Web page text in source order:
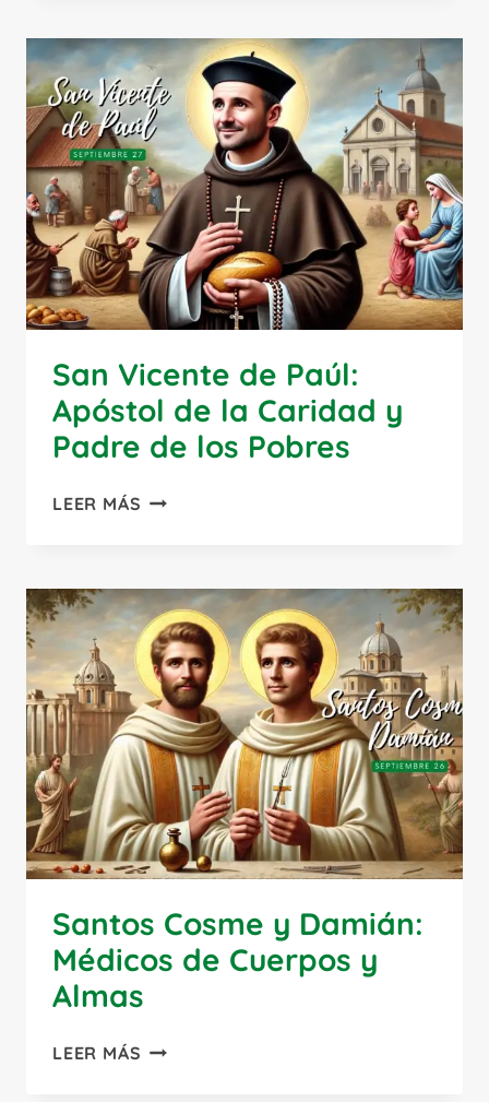
SANTO
MÁRTIR
DE
BOHEMIA
San Vicente de Paúl:
Apóstol de la Caridad y
Padre de los Pobres
LEER MÁS SAN
APÓSTOL
DE
LA
CARIDAD
Y
PADRE
DE
LOS
POBRES
Santos Cosme y Damián:
Médicos de Cuerpos y
Almas
LEER MÁS SANTOS